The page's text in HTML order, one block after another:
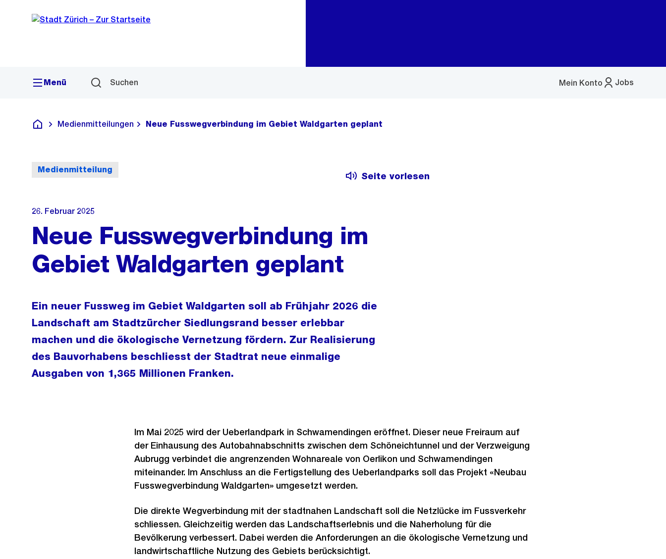
Navigation
Sprunglink
Menü Suchen Jobs
Mein Konto
Menü
Deutsch
Medienmitteilungen Neue Fusswegverbindung im Gebiet Waldgarten geplant
Medienmitteilung
Seite vorlesen
26. Februar 2025
Neue Fusswegverbindung im
Gebiet Waldgarten geplant
Ein neuer Fussweg im Gebiet Waldgarten soll ab Frühjahr 2026 die
Landschaft am Stadtzürcher Siedlungsrand besser erlebbar
machen und die ökologische Vernetzung fördern. Zur Realisierung
des Bauvorhabens beschliesst der Stadtrat neue einmalige
Ausgaben von 1,365 Millionen Franken.
Im Mai 2025 wird der Ueberlandpark in Schwamendingen eröffnet. Dieser neue Freiraum auf
der Einhausung des Autobahnabschnitts zwischen dem Schöneichtunnel und der Verzweigung
Aubrugg verbindet die angrenzenden Wohnareale von Oerlikon und Schwamendingen
miteinander. Im Anschluss an die Fertigstellung des Ueberlandparks soll das Projekt «Neubau
Fusswegverbindung Waldgarten» umgesetzt werden.
Die direkte Wegverbindung mit der stadtnahen Landschaft soll die Netzlücke im Fussverkehr
schliessen. Gleichzeitig werden das Landschaftserlebnis und die Naherholung für die
Bevölkerung verbessert. Dabei werden die Anforderungen an die ökologische Vernetzung und
landwirtschaftliche Nutzung des Gebiets berücksichtigt.